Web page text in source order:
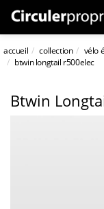
accueil collection vélo
btwin longtail r500elec
Btwin